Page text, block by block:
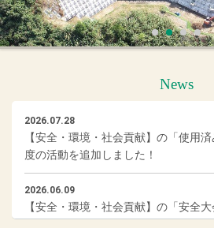
News
2026.07.28
【安全・環境・社会貢献】の「使用
度の活動を追加しました！
2026.06.09
【安全・環境・社会貢献】の「安全